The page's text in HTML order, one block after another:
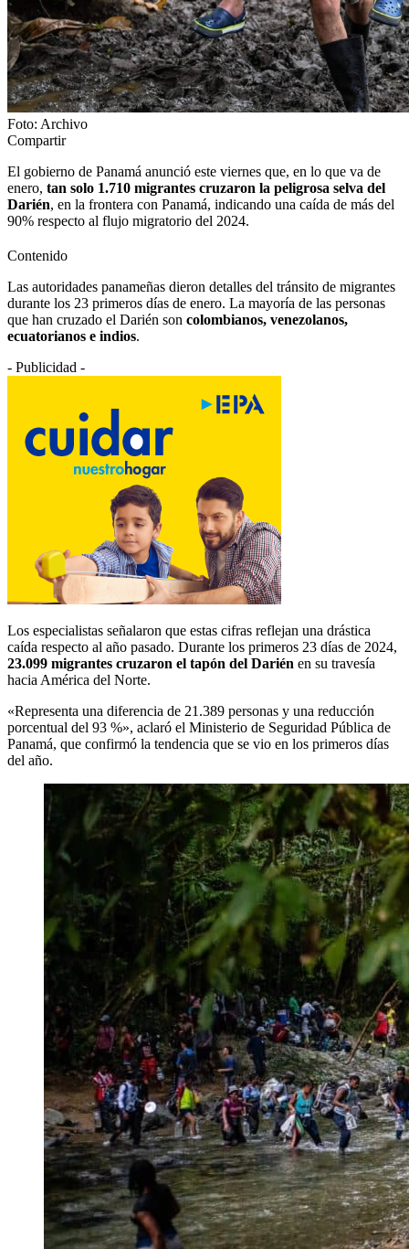
Foto: Archivo
Compartir
El gobierno de Panamá anunció este viernes que, en lo que va de
enero, tan solo 1.710 migrantes cruzaron la peligrosa selva del
Darién, en la frontera con Panamá, indicando una caída de más del
90% respecto al flujo migratorio del 2024.
Contenido
Las autoridades panameñas dieron detalles del tránsito de migrantes
durante los 23 primeros días de enero. La mayoría de las personas
que han cruzado el Darién son colombianos, venezolanos,
ecuatorianos e indios.
- Publicidad -
Los especialistas señalaron que estas cifras reflejan una drástica
caída respecto al año pasado. Durante los primeros 23 días de 2024,
23.099 migrantes cruzaron el tapón del Darién en su travesía
hacia América del Norte.
«Representa una diferencia de 21.389 personas y una reducción
porcentual del 93 %», aclaró el Ministerio de Seguridad Pública de
Panamá, que confirmó la tendencia que se vio en los primeros días
del año.